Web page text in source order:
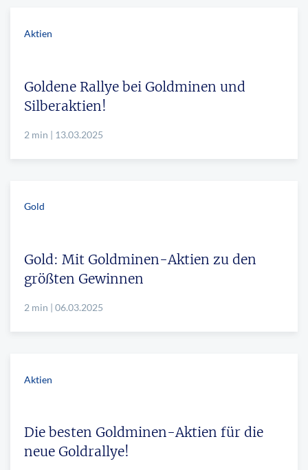
Aktien
Goldene Rallye bei Goldminen und
Silberaktien!
2 min | 13.03.2025
Gold
Gold: Mit Goldminen-Aktien zu den
größten Gewinnen
2 min | 06.03.2025
Aktien
Die besten Goldminen-Aktien für die
neue Goldrallye!